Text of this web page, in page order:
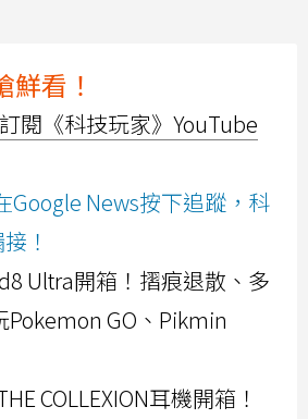
鮮看！
訂閱《科技玩家》YouTube
Google News按下追蹤，科
！
Ultra開箱！摺痕退散、多
Pokemon GO、Pikmin
COLLEXION耳機開箱！